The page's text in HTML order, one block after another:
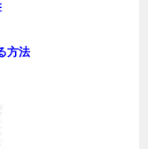
方法